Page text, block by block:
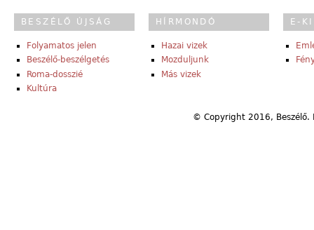
BESZÉLŐ ÚJSÁG
Folyamatos jelen
Beszélő-beszélgetés
Roma-dosszié
Kultúra
HÍRMONDÓ
Hazai vizek
Mozduljunk
Más vizek
E-
© Copyright 2016,